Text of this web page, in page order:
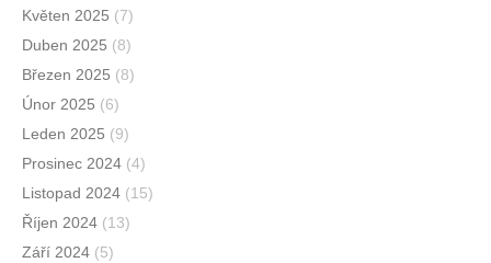
Květen 2025 (7)
Duben 2025 (8)
Březen 2025 (8)
Únor 2025 (6)
Leden 2025 (9)
Prosinec 2024 (4)
Listopad 2024 (15)
Říjen 2024 (13)
Září 2024 (5)